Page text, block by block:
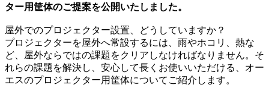
ター用筐体のご提案を公開いたしました。
屋外でのプロジェクター設置、どうしていますか？
プロジェクターを屋外へ常設するには、雨やホコリ、熱な
ど、屋外ならではの課題をクリアしなければなりません。そ
れらの課題を解決し、安心して長くお使いいただける、オー
エスのプロジェクター用筐体についてご紹介します。